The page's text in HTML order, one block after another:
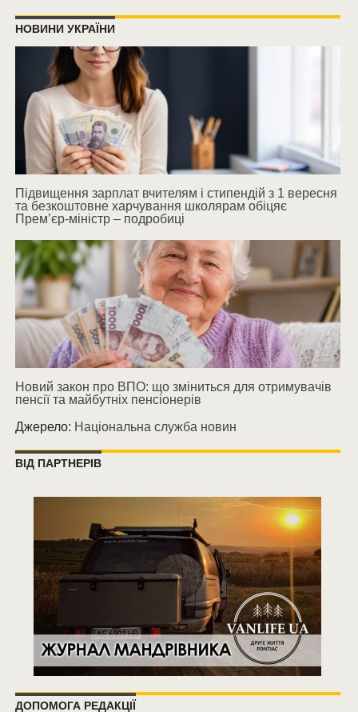
НОВИНИ УКРАЇНИ
Підвищення зарплат вчителям і стипендій з 1 вересня
та безкоштовне харчування школярам обіцяє
Прем’єр-міністр – подробиці
Новий закон про ВПО: що зміниться для отримувачів
пенсії та майбутніх пенсіонерів
Джерело: Національна служба новин
ВІД ПАРТНЕРІВ
ДОПОМОГА РЕДАКЦІЇ